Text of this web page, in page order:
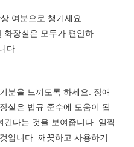
여분으로 챙기세요.
화장실은 모두가 편안하
다.
분을 느끼도록 하세요. 장애
실은 법규 준수에 도움이 됩
다는 것을 보여줍니다. 일찍
입니다. 깨끗하고 사용하기